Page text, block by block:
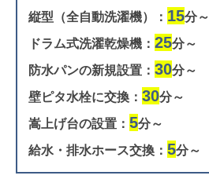
縦型（全自動洗濯機）： 15分～
ドラム式洗濯乾燥機： 25分～
防水パンの新規設置： 30分～
壁ピタ水栓に交換： 30分～
嵩上げ台の設置： 5分～
給水・排水ホース交換： 5分～